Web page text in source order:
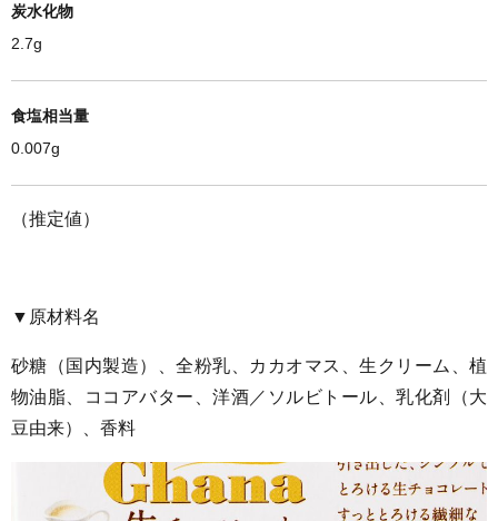
炭水化物
2.7g
食塩相当量
0.007g
（推定値）
▼原材料名
砂糖（国内製造）、全粉乳、カカオマス、生クリーム、植
物油脂、ココアバター、洋酒／ソルビトール、乳化剤（大
豆由来）、香料